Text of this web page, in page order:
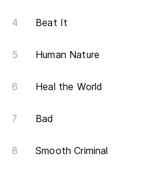
Beat It
Human Nature
Heal the World
Bad
Smooth Criminal